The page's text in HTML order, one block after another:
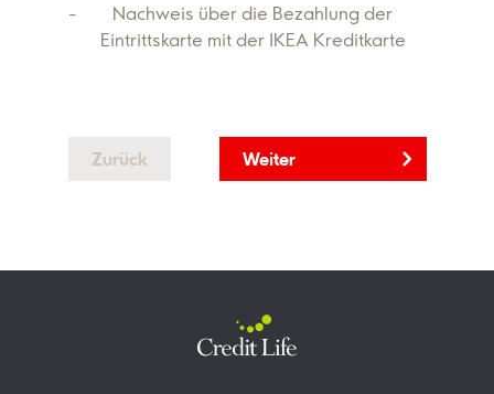
Nachweis über die Bezahlung der
Eintrittskarte mit der IKEA Kreditkarte
Zurück Weiter